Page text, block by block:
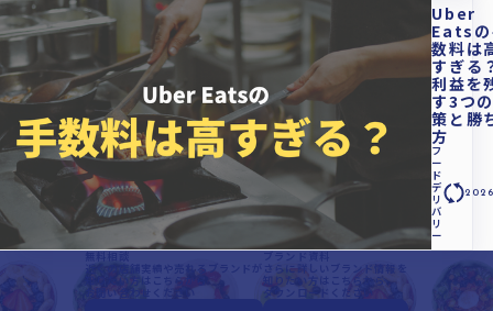
Uber
Eats
数料は
すぎる
利益を
す3つ
策と勝
方
フ
ー
ド
デ
リ
バ
リ
ー
近くの店舗実績や売れるブランドが
知りたい方は こちらから
お問い合わせください
さらに詳しいブランド情報を
知りたい方は こちらから
ダウンロードください